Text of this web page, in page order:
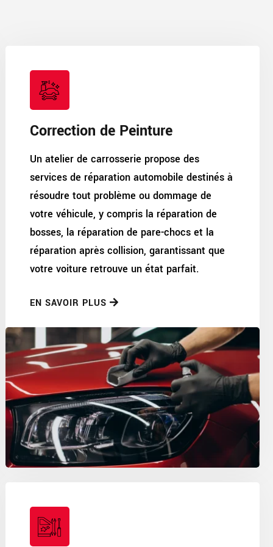
Correction de Peinture
Un atelier de carrosserie propose des
services de réparation automobile destinés à
résoudre tout problème ou dommage de
votre véhicule, y compris la réparation de
bosses, la réparation de pare-chocs et la
réparation après collision, garantissant que
votre voiture retrouve un état parfait.
EN SAVOIR PLUS